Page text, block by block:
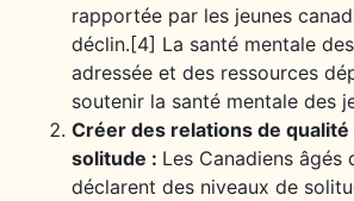
rapportée par les jeunes
déclin.[4] La santé mentale
adressée et des ressources
soutenir la santé mentale des
Créer des relations de
solitude : Les Canadiens âgés
déclarent des niveaux de